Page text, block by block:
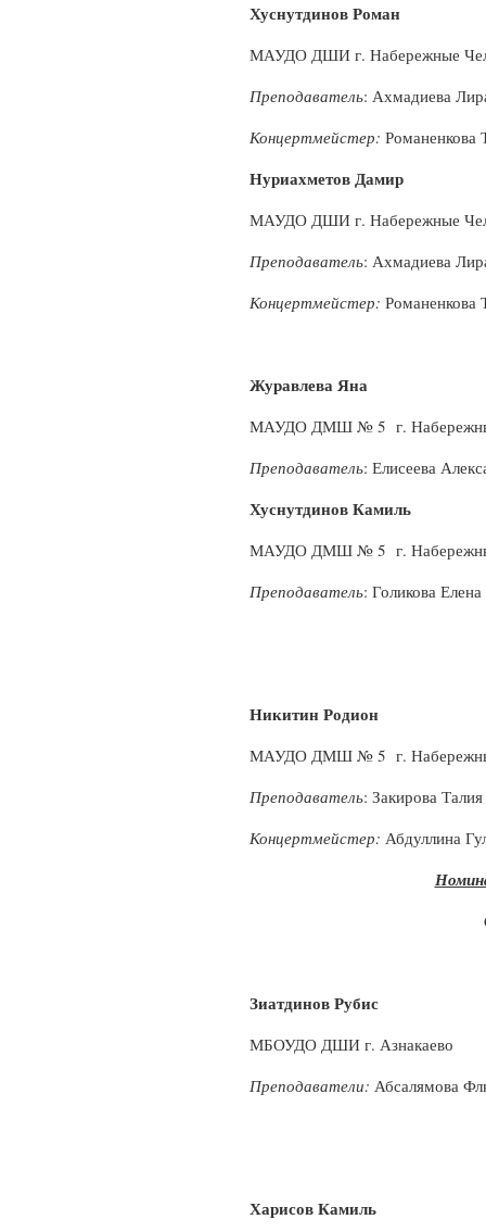
Хуснутдинов Роман
МАУДО ДШИ г. Набережные
Преподаватель: Ахмадиева
Концертмейстер: Романенкова
Нуриахметов Дамир
МАУДО ДШИ г. Набережные
Преподаватель: Ахмадиева
Концертмейстер: Романенкова
Журавлева Яна
МАУДО ДМШ № 5 г.
Преподаватель: Елисеева
Хуснутдинов Камиль
МАУДО ДМШ № 5 г.
Преподаватель: Голикова
Никитин Родион
МАУДО ДМШ № 5 г.
Преподаватель: Закирова
Концертмейстер: Абдуллина
Зиатдинов Рубис
МБОУДО ДШИ г. Азнакаево
Преподаватели: Абсалямова
Харисов Камиль